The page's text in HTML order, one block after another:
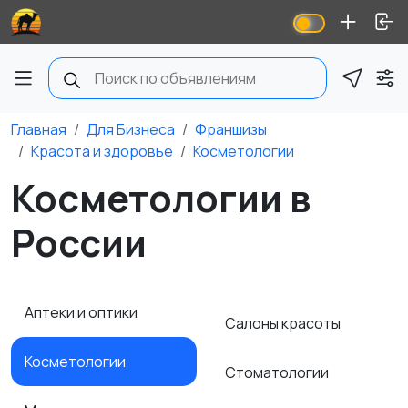
Главная Для Бизнеса
Франшизы
Красота и здоровье
Косметологии
Косметологии в
России
Аптеки и оптики
Косметологии
Салоны красоты
Стоматологии